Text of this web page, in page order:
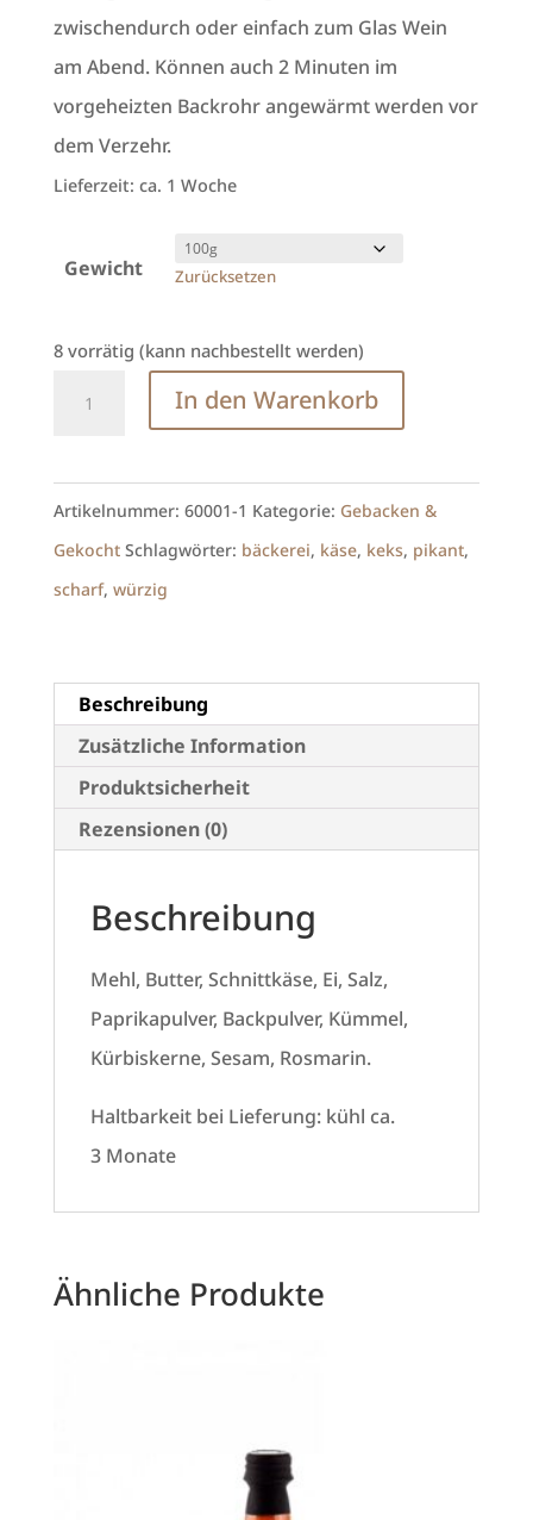
zwischendurch oder einfach zum Glas Wein
am Abend. Können auch 2 Minuten im
vorgeheizten Backrohr angewärmt werden vor
dem Verzehr.
Lieferzeit: ca. 1 Woche
Gewicht Zurücksetzen
8 vorrätig (kann nachbestellt werden)
In den Warenkorb
Artikelnummer: 60001-1 Kategorie: Gebacken &
Gekocht Schlagwörter: bäckerei, käse, keks, pikant,
scharf, würzig
Beschreibung
Zusätzliche Information
Produktsicherheit
Rezensionen (0)
Beschreibung
Mehl, Butter, Schnittkäse, Ei, Salz,
Paprikapulver, Backpulver, Kümmel,
Kürbiskerne, Sesam, Rosmarin.
Haltbarkeit bei Lieferung: kühl ca.
3 Monate
Ähnliche Produkte